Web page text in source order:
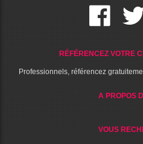
RÉFÉRENCEZ VOTRE
Professionnels, référencez
A PROPOS
VOUS